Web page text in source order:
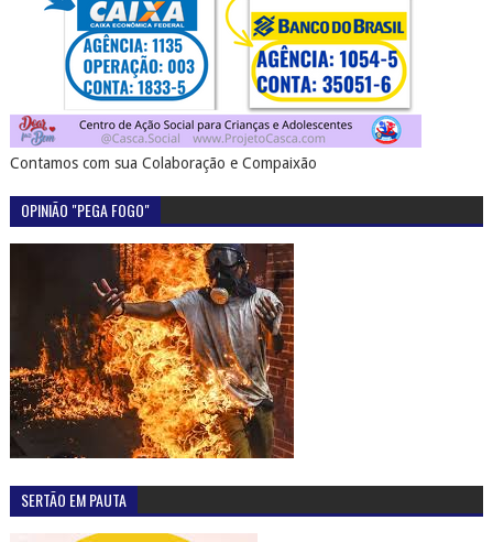
Contamos com sua Colaboração e Compaixão
OPINIÃO "PEGA FOGO"
SERTÃO EM PAUTA